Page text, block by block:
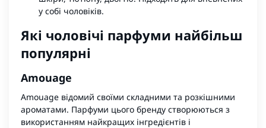
у собі чоловіків.
Які чоловічі парфуми найбільш
популярні
Amouage
Amouage відомий своїми складними та розкішними
ароматами. Парфуми цього бренду створюються з
використанням найкращих інгредієнтів і